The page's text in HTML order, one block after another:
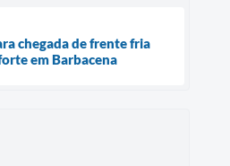
chegada de frente fria
em Barbacena